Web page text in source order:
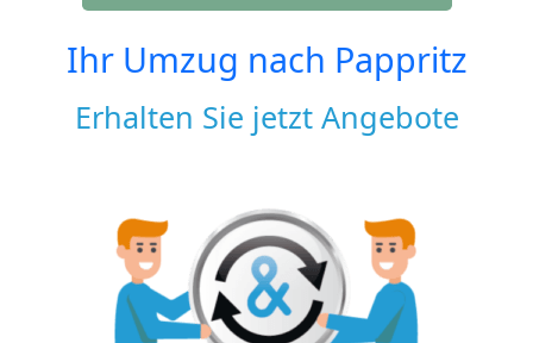
Ihr Umzug nach Pappritz
Erhalten Sie jetzt Angebote